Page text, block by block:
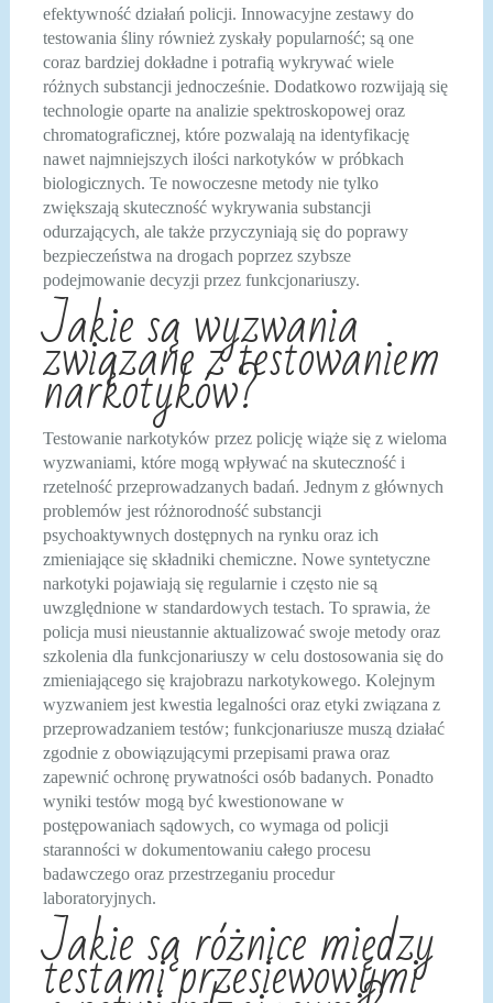
efektywność działań policji. Innowacyjne zestawy do
testowania śliny również zyskały popularność; są one
coraz bardziej dokładne i potrafią wykrywać wiele
różnych substancji jednocześnie. Dodatkowo rozwijają się
technologie oparte na analizie spektroskopowej oraz
chromatograficznej, które pozwalają na identyfikację
nawet najmniejszych ilości narkotyków w próbkach
biologicznych. Te nowoczesne metody nie tylko
zwiększają skuteczność wykrywania substancji
odurzających, ale także przyczyniają się do poprawy
bezpieczeństwa na drogach poprzez szybsze
podejmowanie decyzji przez funkcjonariuszy.
Jakie są wyzwania
związane z testowaniem
narkotyków?
Testowanie narkotyków przez policję wiąże się z wieloma
wyzwaniami, które mogą wpływać na skuteczność i
rzetelność przeprowadzanych badań. Jednym z głównych
problemów jest różnorodność substancji
psychoaktywnych dostępnych na rynku oraz ich
zmieniające się składniki chemiczne. Nowe syntetyczne
narkotyki pojawiają się regularnie i często nie są
uwzględnione w standardowych testach. To sprawia, że
policja musi nieustannie aktualizować swoje metody oraz
szkolenia dla funkcjonariuszy w celu dostosowania się do
zmieniającego się krajobrazu narkotykowego. Kolejnym
wyzwaniem jest kwestia legalności oraz etyki związana z
przeprowadzaniem testów; funkcjonariusze muszą działać
zgodnie z obowiązującymi przepisami prawa oraz
zapewnić ochronę prywatności osób badanych. Ponadto
wyniki testów mogą być kwestionowane w
postępowaniach sądowych, co wymaga od policji
staranności w dokumentowaniu całego procesu
badawczego oraz przestrzeganiu procedur
laboratoryjnych.
Jakie są różnice między
testami przesiewowymi